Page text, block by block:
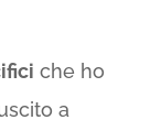
che ho
a